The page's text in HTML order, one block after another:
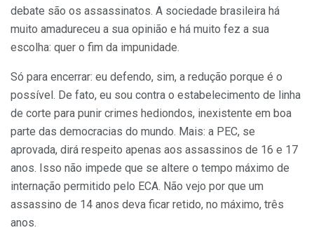
debate são os assassinatos. A sociedade brasileira há
muito amadureceu a sua opinião e há muito fez a sua
escolha: quer o fim da impunidade.
Só para encerrar: eu defendo, sim, a redução porque é o
possível. De fato, eu sou contra o estabelecimento de linha
de corte para punir crimes hediondos, inexistente em boa
parte das democracias do mundo. Mais: a PEC, se
aprovada, dirá respeito apenas aos assassinos de 16 e 17
anos. Isso não impede que se altere o tempo máximo de
internação permitido pelo ECA. Não vejo por que um
assassino de 14 anos deva ficar retido, no máximo, três
anos.